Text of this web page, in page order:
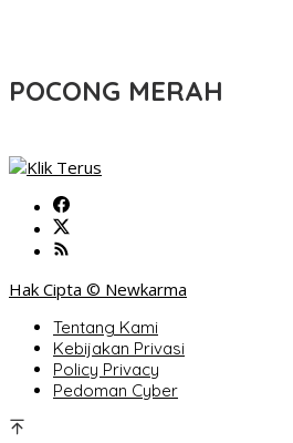
POCONG MERAH
Hak Cipta © Newkarma
Tentang Kami
Kebijakan Privasi
Policy Privacy
Pedoman Cyber